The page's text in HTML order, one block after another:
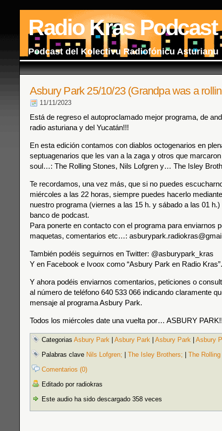
Radio Kras Podcast
Podcast del Kolectivu Radiofónicu Asturianu
Asbury Park 25/10/23 (Grandpa was a
11/11/2023
Está de regreso el autoproclamado mejor programa, de
radio asturiana y del Yucatán!!!
En esta edición contamos con diablos octogenarios en
septuagenarios que les van a la zaga y otros que
soul…: The Rolling Stones, Nils Lofgren y… The Isley
Te recordamos, una vez más, que si no puedes
miércoles a las 22 horas, siempre puedes hacerlo
nuestro programa (viernes a las 15 h. y sábado a las 01
banco de podcast.
Para ponerte en contacto con el programa para enviarnos
maquetas, comentarios etc…:
También podéis seguirnos en Twitter: @asburypark_kras
Y en Facebook e Ivoox como “Asbury Park en Radio Kras”.
Y ahora podéis enviarnos comentarios, peticiones o
al número de teléfono 640 533 066 indicando claramente
mensaje al programa Asbury Park.
Todos los miércoles date una vuelta por… ASBURY
Categorias Asbury Park Asbury Park Asbury Park
Asbury
Palabras clave Nils Lofgren; The Isley Brothers;
The
Comentarios (0)
Editado por radiokras
Este audio ha sido descargado 358 veces